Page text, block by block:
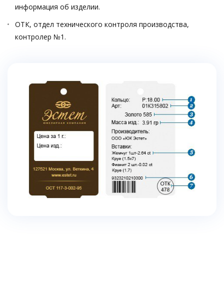
информация об изделии.
ОТК, отдел технического контроля производства,
контролер №1.